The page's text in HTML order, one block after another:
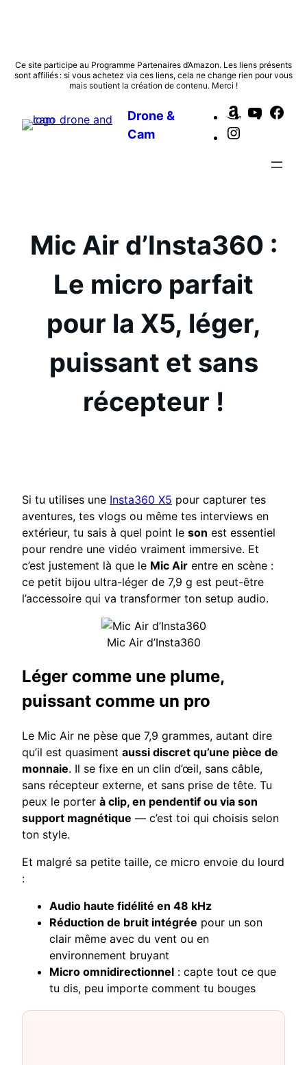
Aller
au
Ce site participe au Programme Partenaires d’Amazon. Les liens présents
sont affiliés : si vous achetez via ces liens, cela ne change rien pour vous
mais soutient la création de contenu. Merci !
Drone &
Cam
AmazonYouTube
Mic Air d’Insta360 :
Le micro parfait
pour la X5, léger,
puissant et sans
récepteur !
Si tu utilises une Insta360 X5 pour capturer tes
aventures, tes vlogs ou même tes interviews en
extérieur, tu sais à quel point le son est essentiel
pour rendre une vidéo vraiment immersive. Et
c’est justement là que le Mic Air entre en scène :
ce petit bijou ultra-léger de 7,9 g est peut-être
l’accessoire qui va transformer ton setup audio.
Mic Air d’Insta360
Léger comme une plume,
puissant comme un pro
Le Mic Air ne pèse que 7,9 grammes, autant dire
qu’il est quasiment aussi discret qu’une pièce de
monnaie. Il se fixe en un clin d’œil, sans câble,
sans récepteur externe, et sans prise de tête. Tu
peux le porter à clip, en pendentif ou via son
support magnétique — c’est toi qui choisis selon
ton style.
Et malgré sa petite taille, ce micro envoie du lourd
:
Audio haute fidélité en 48 kHz
Réduction de bruit intégrée pour un son
clair même avec du vent ou en
environnement bruyant
Micro omnidirectionnel : capte tout ce que
tu dis, peu importe comment tu bouges